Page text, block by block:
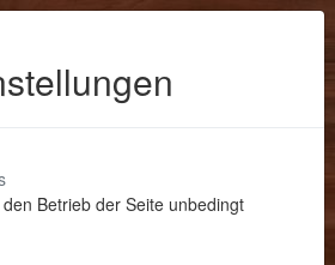
Betrieb der Seite unbedingt